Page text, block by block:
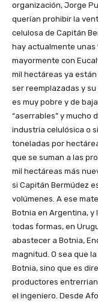
organización, Jorge
querían prohibir la
celulosa de Capitán
hay actualmente
mayormente con
mil hectáreas ya
ser reemplazadas y
es muy pobre y de
“aserrables” y mucho
industria celulósica o
toneladas por
que se suman a las
mil hectáreas más
si Capitán Bermúdez
volúmenes. A ese
Botnia en Argentina, y
todas formas, en
abastecer a Botnia,
magnitud. O sea que
Botnia, sino que es
productores
el ingeniero. Desde